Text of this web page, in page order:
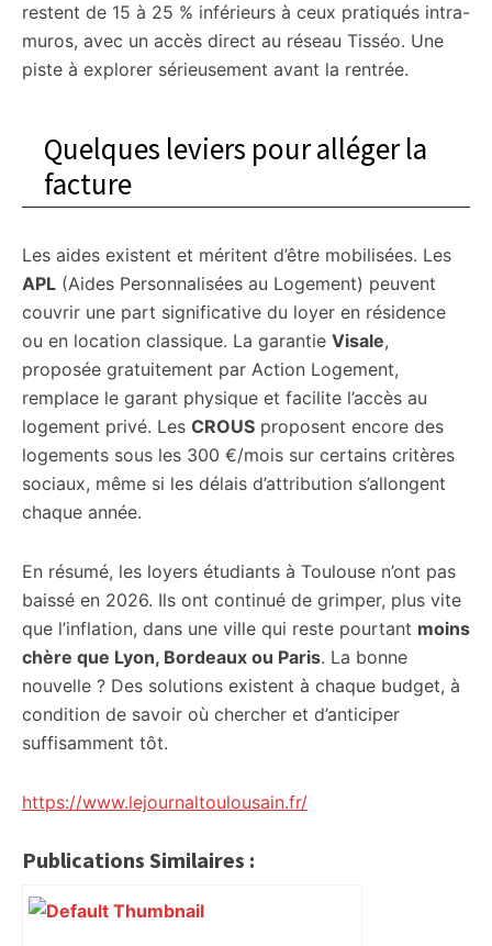
restent de 15 à 25 % inférieurs à ceux pratiqués intra-
muros, avec un accès direct au réseau Tisséo. Une
piste à explorer sérieusement avant la rentrée.
Quelques leviers pour alléger la
facture
Les aides existent et méritent d’être mobilisées. Les
APL (Aides Personnalisées au Logement) peuvent
couvrir une part significative du loyer en résidence
ou en location classique. La garantie Visale,
proposée gratuitement par Action Logement,
remplace le garant physique et facilite l’accès au
logement privé. Les CROUS proposent encore des
logements sous les 300 €/mois sur certains critères
sociaux, même si les délais d’attribution s’allongent
chaque année.
En résumé, les loyers étudiants à Toulouse n’ont pas
baissé en 2026. Ils ont continué de grimper, plus vite
que l’inflation, dans une ville qui reste pourtant moins
chère que Lyon, Bordeaux ou Paris. La bonne
nouvelle ? Des solutions existent à chaque budget, à
condition de savoir où chercher et d’anticiper
suffisamment tôt.
https://www.lejournaltoulousain.fr/
Publications Similaires :